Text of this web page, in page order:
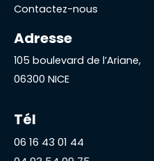
Contactez-nous
Adresse
105 boulevard de l’Ariane,
06300 NICE
Tél
06 16 43 01 44